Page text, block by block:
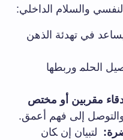
والسلام الداخلي:
في تهدئة الذهن⁤
الحلم‍ وربطها
مقربين أو مختص
إلى فهم أعمق.
‌ لتبيان إن ‍كان